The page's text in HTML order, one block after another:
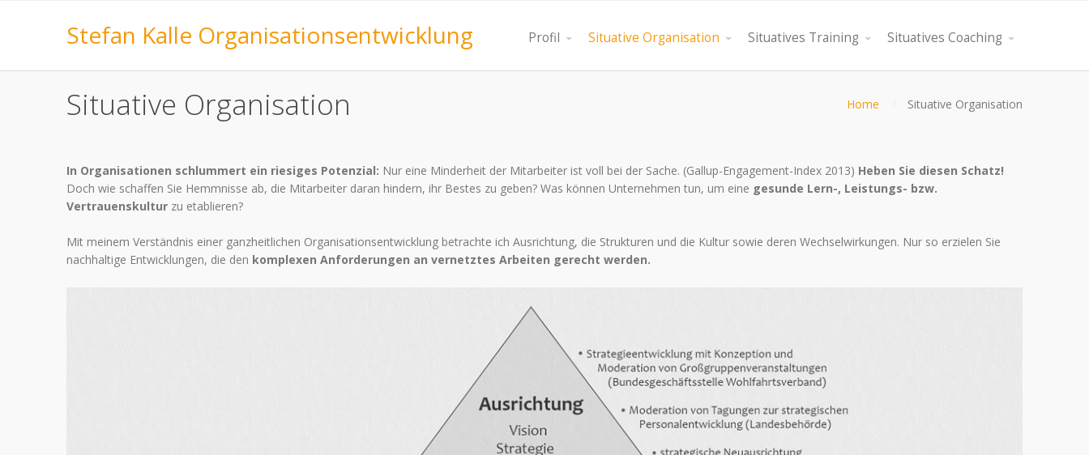
Stefan Kalle Organisationsentwicklung Profil Situative Organisation Situatives Training Situatives Coaching
Situative Organisation Home Situative Organisation
In Organisationen schlummert ein riesiges Potenzial: Nur eine Minderheit der Mitarbeiter ist voll bei der Sache. (Gallup-Engagement-Index 2013) Heben Sie diesen Schatz!
Doch wie schaffen Sie Hemmnisse ab, die Mitarbeiter daran hindern, ihr Bestes zu geben? Was können Unternehmen tun, um eine gesunde Lern-, Leistungs- bzw.
Vertrauenskultur zu etablieren?
Mit meinem Verständnis einer ganzheitlichen Organisationsentwicklung betrachte ich Ausrichtung, die Strukturen und die Kultur sowie deren Wechselwirkungen. Nur so erzielen Sie
nachhaltige Entwicklungen, die den komplexen Anforderungen an vernetztes Arbeiten gerecht werden.